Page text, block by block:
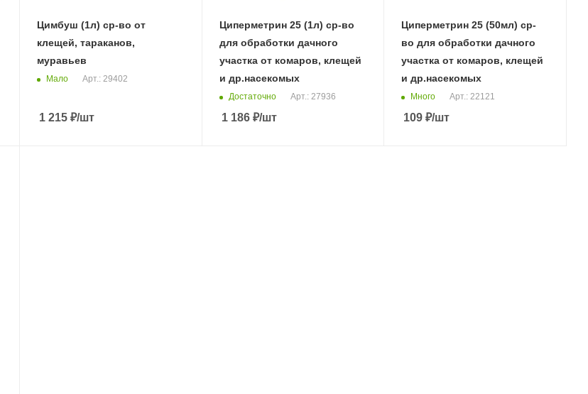
Цимбуш (1л) ср-во от
клещей, тараканов,
муравьев
Мало Арт.: 29402
1 215 ₽/шт
Циперметрин 25 (1л) ср-во
для обработки дачного
участка от комаров, клещей
и др.насекомых
Достаточно Арт.: 27936
1 186₽/шт
Циперметрин 25 (50мл) ср-
во для обработки дачного
участка от комаров, клещей
и др.насекомых
Много Арт.: 22121
109 ₽/шт